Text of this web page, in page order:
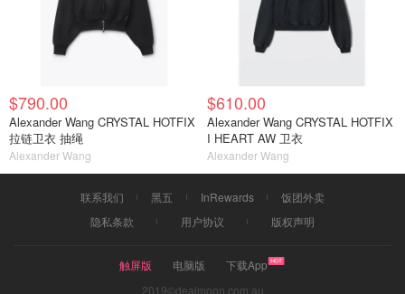
$790.00
Alexander Wang CRYSTAL HOTFIX
拉链卫衣 抽绳
Alexander Wang
$610.00
Alexander Wang CRYSTAL HOTFIX
I HEART AW 卫衣
Alexander Wang
联系我们 黑五 InRewards
饭团外卖
隐私条款
用户协议 版权声明
触屏版 电脑版
下载App
2019©dealmoon.com.au